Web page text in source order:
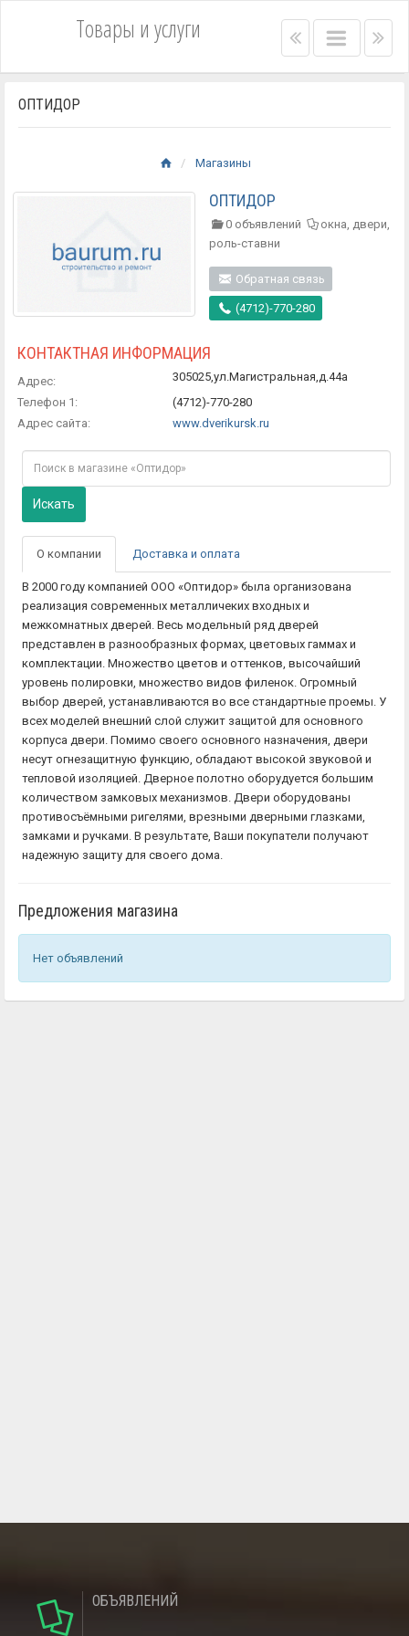
Товары и услуги Left
bar
Main
menu
Right
menu
bar
ОПТИДОР
Магазины
ОПТИДОР
0 объявлений
окна, двери,
роль-ставни
Обратная связь
(4712)-770-280
КОНТАКТНАЯ ИНФОРМАЦИЯ
Адрес:
305025,ул.Магистральная,д.44а
Телефон 1:
(4712)-770-280
Адрес сайта:
www.dverikursk.ru
Искать
О компании Доставка и оплата
В 2000 году компанией ООО «Оптидор» была организована
реализация современных металличеких входных и
межкомнатных дверей. Весь модельный ряд дверей
представлен в разнообразных формах, цветовых гаммах и
комплектации. Множество цветов и оттенков, высочайший
уровень полировки, множество видов филенок. Огромный
выбор дверей, устанавливаются во все стандартные проемы. У
всех моделей внешний слой служит защитой для основного
корпуса двери. Помимо своего основного назначения, двери
несут огнезащитную функцию, обладают высокой звуковой и
тепловой изоляцией. Дверное полотно оборудуется большим
количеством замковых механизмов. Двери оборудованы
противосъёмными ригелями, врезными дверными глазками,
замками и ручками. В результате, Ваши покупатели получают
надежную защиту для своего дома.
Предложения магазина
Нет объявлений
ОБЪЯВЛЕНИЙ